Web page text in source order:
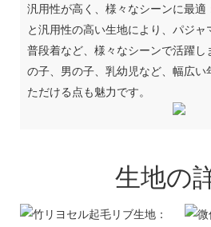
汎用性が高く、様々なシーンに最適
と汎用性の高い生地により、パジャ
普段着など、様々なシーンで活躍
の子、男の子、乳幼児など、幅広
ただける点も魅力です。
生地の